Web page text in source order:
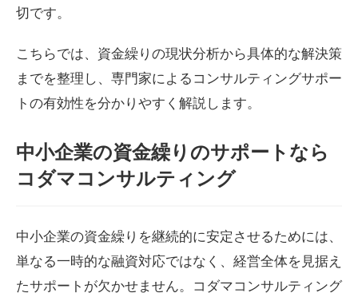
切です。
こちらでは、資金繰りの現状分析から具体的な解決策
までを整理し、専門家によるコンサルティングサポー
トの有効性を分かりやすく解説します。
中小企業の資金繰りのサポートなら
コダマコンサルティング
中小企業の資金繰りを継続的に安定させるためには、
単なる一時的な融資対応ではなく、経営全体を見据え
たサポートが欠かせません。コダマコンサルティング